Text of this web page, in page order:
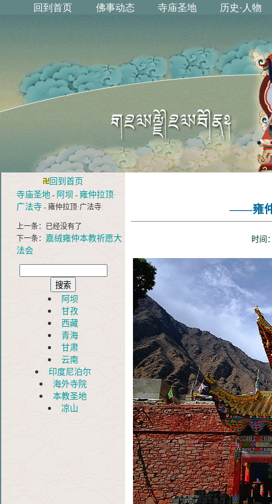
回到首页
寺庙圣地 - 阿坝 - 雍仲拉顶·
广法寺 - 雍仲拉顶·广法寺
上一条：已经没有了
下一条： 嘉绒雍仲本教祈愿大
法会
阿坝
甘孜
西藏
青海
甘肃
云南
印度尼泊尔
海外寺院
本教圣地
凉山
——雍仲
时间